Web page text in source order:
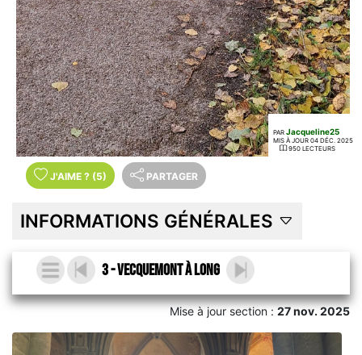
PAR Jacqueline25
MIS À JOUR 04 DÉC. 2025
950 LECTEURS
J'AIME ? (5) PARTAGER
INFORMATIONS GÉNÉRALES
3 - Vecquemont à Long
Mise à jour section :27 nov. 2025